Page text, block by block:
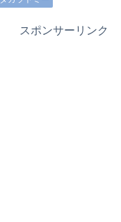
スポンサーリンク